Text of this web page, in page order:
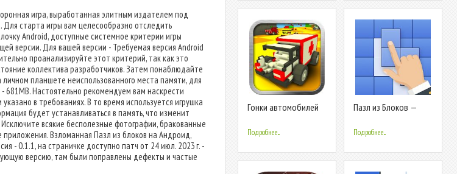
игра, выработанная элитным издателем под
Для старта игры вам целесообразно отследить
Android, доступные системное критерии игры
версии. Для вашей версии - Требуемая версия Android
проанализируйте этот критерий, так как это
коллектива разработчиков. Затем понаблюдайте
планшете неиспользованного места памяти, для
681MB. Настоятельно рекомендуем вам наскрести
в требованиях. В то время используется игрушка
будет устанавливаться в память, что изменит
всякие бесполезные фотографии, бракованные
Взломанная Пазл из блоков на Андроид,
- 0.1.1, на страничке доступно патч от 24 июл. 2023 г. -
версию, там были поправлены дефекты и частые
Гонки автомобилей
выживание
Подробнее...
Пазл из Блоков —
ума
Подробнее...